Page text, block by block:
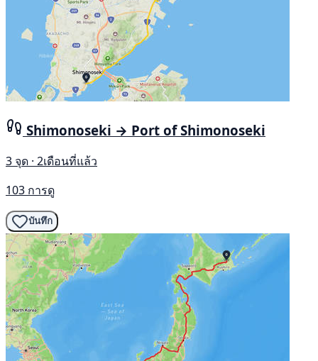
Shimonoseki → Port of Shimonoseki
3 จุด · 2เดือนที่แล้ว
103 การดู
บันทึก